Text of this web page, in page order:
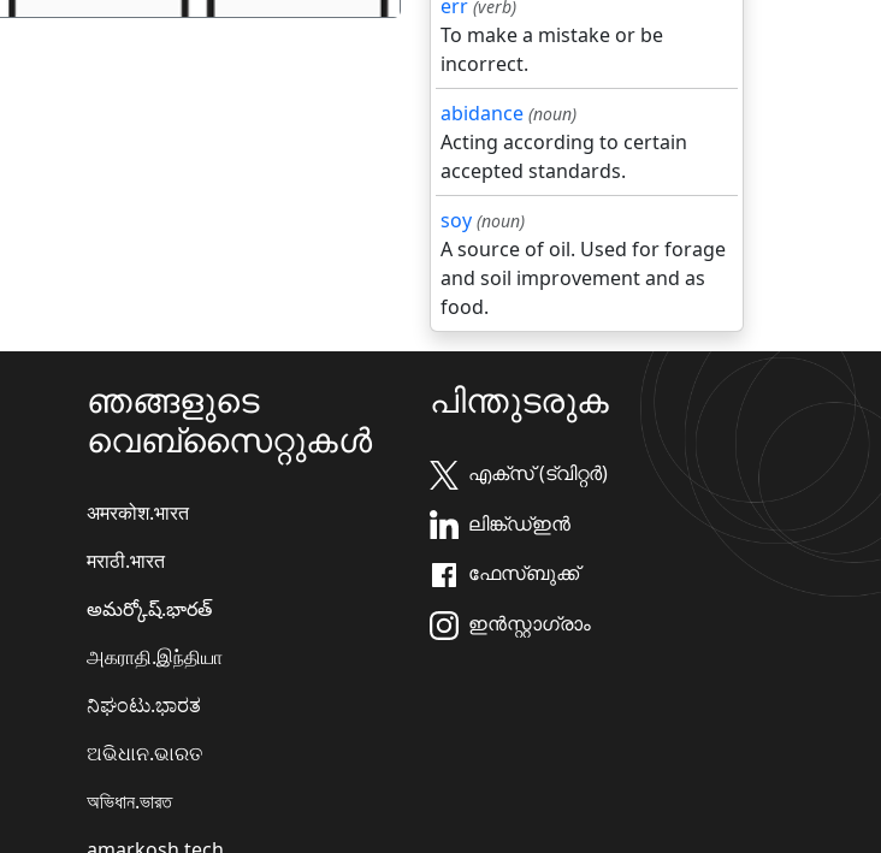
err (verb)
To make a mistake or be
incorrect.
abidance (noun)
Acting according to certain
accepted standards.
soy (noun)
A source of oil. Used for forage
and soil improvement and as
food.
ഞങ്ങളുടെ
വെബ്സൈറ്റുകൾ
अमरकोश.भारत
मराठी.भारत
అమర్కోష్.భారత్
அகராதி.இந்தியா
ನಿಘಂಟು.ಭಾರತ
ଅଭିଧାନ.ଭାରତ
অভিধান.ভারত
പിന്തുടരുക
എക്സ് (ട്വിറ്റർ)
ലിങ്ക്ഡ്ഇൻ
ഫേസ്ബുക്ക്
ഇൻസ്റ്റാഗ്രാം